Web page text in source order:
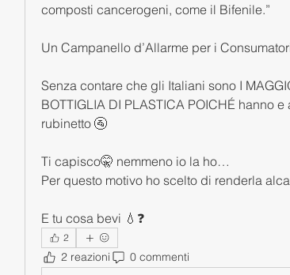
composti cancerogeni, come il Bifenile.”
Un Campanello d’Allarme per i
Senza contare che gli Italiani sono I
BOTTIGLIA DI PLASTICA POICHÉ hanno
rubinetto 🚰
Ti capisco🤫 nemmeno io la ho…
Per questo motivo ho scelto di renderla
E tu cosa bevi 💧❓
2
2 reazioni 0 commenti